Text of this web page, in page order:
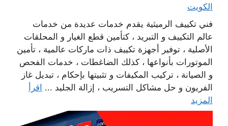
الكويت
فني تكييف الرميثية يقدم خدمات عديدة من خدمات
عالم التكييف و التبريد ، كتأمين قطع الغيار و المحلقات
الأصلية ، توفير أجهزة تكييف ذات ماركات عالمية ، تأمين
الموتورات بأنواعها ، كذلك الضاغطات ، خدمات الفحص
و الصيانة ، تركيب المكيفات و تثبيتها بإحكام ، تبديل غاز
الفريون و حل مشاكل التسريب ، إزالة الجليد ... اقرأ
المزيد